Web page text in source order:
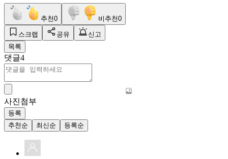
추천0 비추천0
스크랩 공유
신고
목록
댓글4
사진첨부
등록
추천순
최신순 등록순